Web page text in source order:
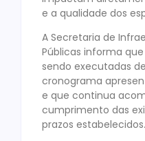
e a qualidade dos
A Secretaria de
Públicas informa
sendo executadas
cronograma
e que continua
cumprimento das
prazos estabelecidos.